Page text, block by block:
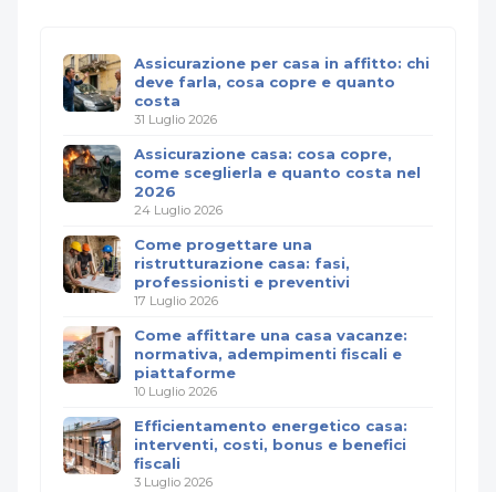
Assicurazione per casa in affitto: chi
deve farla, cosa copre e quanto
costa
31 Luglio 2026
Assicurazione casa: cosa copre,
come sceglierla e quanto costa nel
2026
24 Luglio 2026
Come progettare una
ristrutturazione casa: fasi,
professionisti e preventivi
17 Luglio 2026
Come affittare una casa vacanze:
normativa, adempimenti fiscali e
piattaforme
10 Luglio 2026
Efficientamento energetico casa:
interventi, costi, bonus e benefici
fiscali
3 Luglio 2026